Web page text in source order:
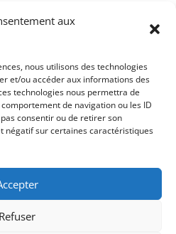
aux
nous utilisons des technologies
et/ou accéder aux informations des
technologies nous permettra de
de navigation ou les ID
consentir ou de retirer son
négatif sur certaines caractéristiques
Refuser